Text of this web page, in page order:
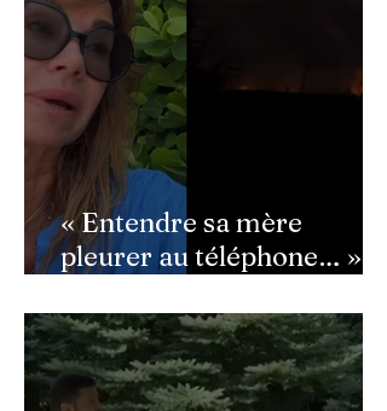
« Entendre sa mère
pleurer au téléphone… » :
bouleversée par les
incendies du Cap-Ferret,
son témoignage poignant